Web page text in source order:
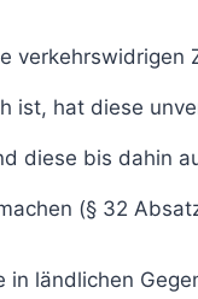
verkehrswidrigen
ist, hat diese
diese bis dahin
(§ 32
in ländlichen